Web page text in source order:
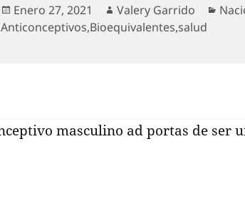
Publicado
el
Enero 27, 2021 Autor
Valery Garrido
Anticonceptivos,Bioequivalentes,salud